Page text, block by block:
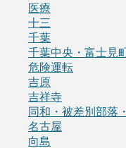
医療
十三
千葉
千葉中央・富士見
危険運転
吉原
吉祥寺
同和・被差別部落
名古屋
向島